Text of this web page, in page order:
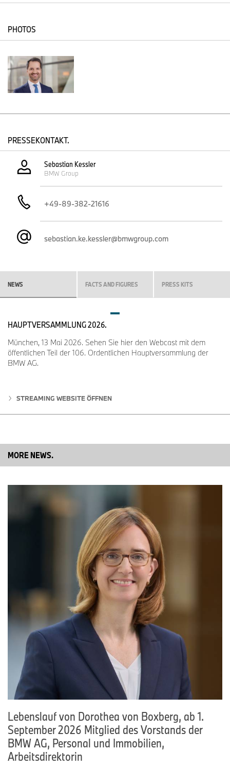
PHOTOS
PRESSEKONTAKT.
Sebastian Kessler
BMW Group
+49-89-382-21616
sebastian.ke.kessler@bmwgroup.com
NEWS FACTS AND FIGURES PRESS KITS
HAUPTVERSAMMLUNG 2026.
München, 13 Mai 2026. Sehen Sie hier den Webcast mit dem
öffentlichen Teil der 106. Ordentlichen Hauptversammlung der
BMW AG.
STREAMING WEBSITE ÖFFNEN
MORE NEWS.
Lebenslauf von Dorothea von Boxberg, ab 1.
September 2026 Mitglied des Vorstands der
BMW AG, Personal und Immobilien,
Arbeitsdirektorin